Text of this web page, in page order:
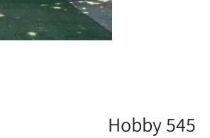
Hobby 545